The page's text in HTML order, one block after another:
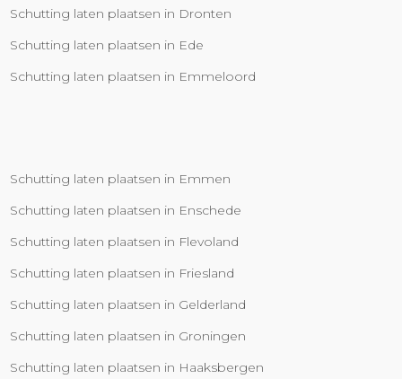
Schutting laten plaatsen in Dronten
Schutting laten plaatsen in Ede
Schutting laten plaatsen in Emmeloord
Schutting laten plaatsen in Emmen
Schutting laten plaatsen in Enschede
Schutting laten plaatsen in Flevoland
Schutting laten plaatsen in Friesland
Schutting laten plaatsen in Gelderland
Schutting laten plaatsen in Groningen
Schutting laten plaatsen in Haaksbergen